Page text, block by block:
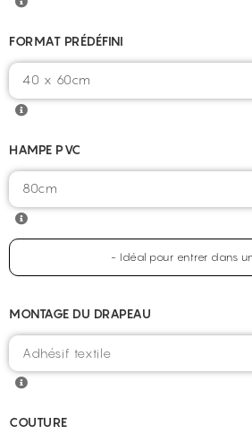
FORMAT PRÉDÉFINI
40 x 60cm
HAMPE PVC
80cm
- Idéal pour entrer dans
MONTAGE DU DRAPEAU
COUTURE